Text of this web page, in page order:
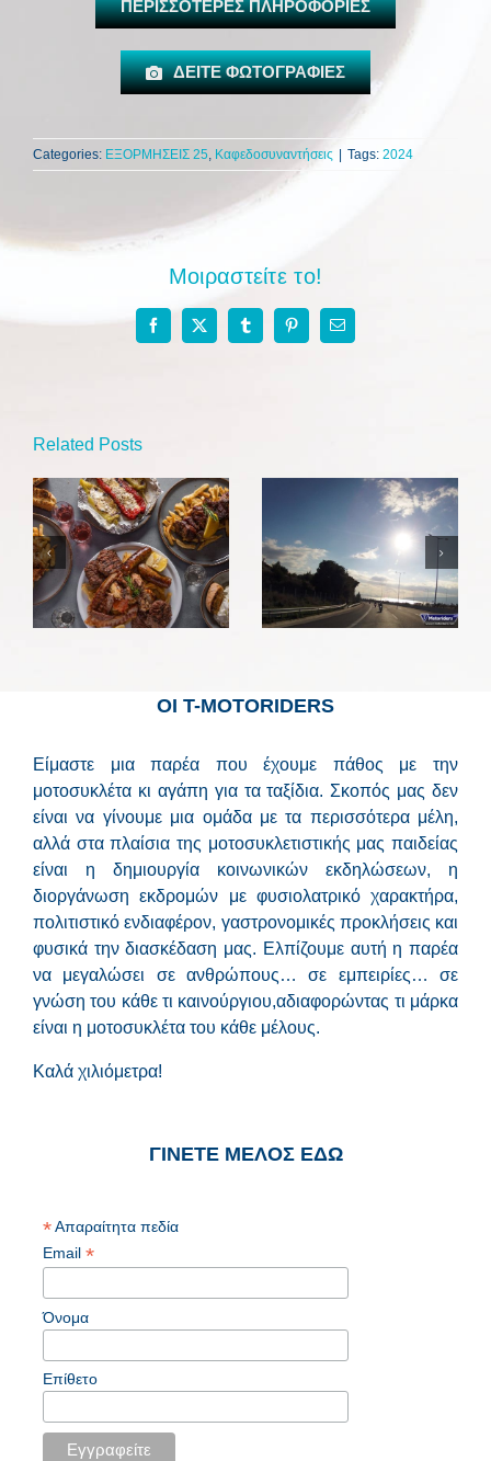
ΠΕΡΙΣΣΟΤΕΡΕΣ ΠΛΗΡΟΦΟΡΙΕΣ
ΔΕΙΤΕ ΦΩΤΟΓΡΑΦΙΕΣ
Categories: ΕΞΟΡΜΗΣΕΙΣ 25, Καφεδοσυναντήσεις Tags: 2024
Μοιραστείτε το!
Facebook
X TumblrPinterestEmail
Related Posts
Τα ποτήρια της
Παρέας Νο7
Αλμυρή
Κορινθίας
ΟΙ Τ-MOTORIDERS
Είμαστε μια παρέα που έχουμε πάθος με την
μοτοσυκλέτα κι αγάπη για τα ταξίδια. Σκοπός μας δεν
είναι να γίνουμε μια ομάδα με τα περισσότερα μέλη,
αλλά στα πλαίσια της μοτοσυκλετιστικής μας παιδείας
είναι η δημιουργία κοινωνικών εκδηλώσεων, η
διοργάνωση εκδρομών με φυσιολατρικό χαρακτήρα,
πολιτιστικό ενδιαφέρον, γαστρονομικές προκλήσεις και
φυσικά την διασκέδαση μας. Ελπίζουμε αυτή η παρέα
να μεγαλώσει σε ανθρώπους… σε εμπειρίες… σε
γνώση του κάθε τι καινούργιου,αδιαφορώντας τι μάρκα
είναι η μοτοσυκλέτα του κάθε μέλους.
Καλά χιλιόμετρα!
ΓΙΝΕΤΕ ΜΕΛΟΣ ΕΔΩ
*Απαραίτητα πεδία
Email *
Όνομα
Επίθετο